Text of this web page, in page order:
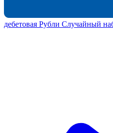
дебетовая Рубли Случайный